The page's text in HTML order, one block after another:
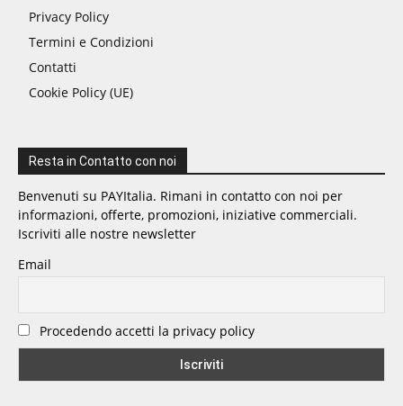
Privacy Policy
Termini e Condizioni
Contatti
Cookie Policy (UE)
Resta in Contatto con noi
Benvenuti su PAYItalia. Rimani in contatto con noi per
informazioni, offerte, promozioni, iniziative commerciali.
Iscriviti alle nostre newsletter
Email
Procedendo accetti la privacy policy